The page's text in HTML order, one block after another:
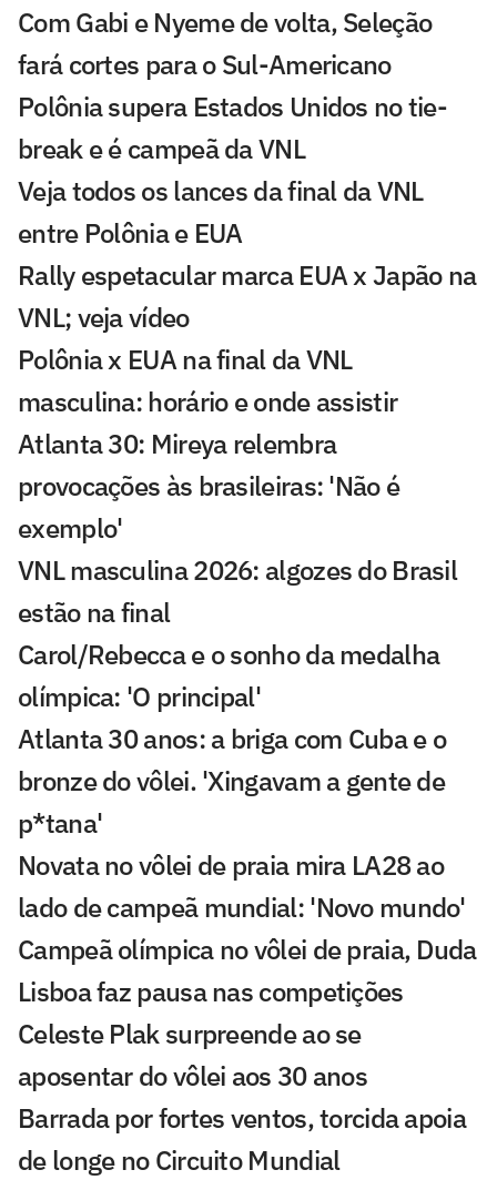
Com Gabi e Nyeme de volta, Seleção
fará cortes para o Sul-Americano
Polônia supera Estados Unidos no tie-
break e é campeã da VNL
Veja todos os lances da final da VNL
entre Polônia e EUA
Rally espetacular marca EUA x Japão na
VNL; veja vídeo
Polônia x EUA na final da VNL
masculina: horário e onde assistir
Atlanta 30: Mireya relembra
provocações às brasileiras: 'Não é
exemplo'
VNL masculina 2026: algozes do Brasil
estão na final
Carol/Rebecca e o sonho da medalha
olímpica: 'O principal'
Atlanta 30 anos: a briga com Cuba e o
bronze do vôlei. 'Xingavam a gente de
p*tana'
Novata no vôlei de praia mira LA28 ao
lado de campeã mundial: 'Novo mundo'
Campeã olímpica no vôlei de praia, Duda
Lisboa faz pausa nas competições
Celeste Plak surpreende ao se
aposentar do vôlei aos 30 anos
Barrada por fortes ventos, torcida apoia
de longe no Circuito Mundial